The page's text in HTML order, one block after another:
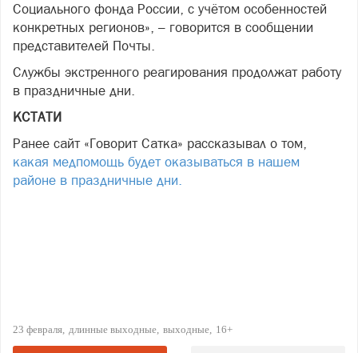
Социального фонда России, с учётом особенностей
конкретных регионов», – говорится в сообщении
представителей Почты.
Службы экстренного реагирования продолжат работу
в праздничные дни.
КСТАТИ
Ранее сайт «Говорит Сатка» рассказывал о том,
какая медпомощь будет оказываться в нашем
районе в праздничные дни.
23 февраля длинные выходные выходные 16+